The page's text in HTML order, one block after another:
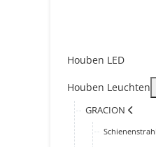
Houben LED
Houben Leuchten
GRACION